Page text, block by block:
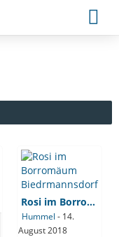
Rosi im Borromäum Biedrmannsdorf
Hummel - 14.
August 2018